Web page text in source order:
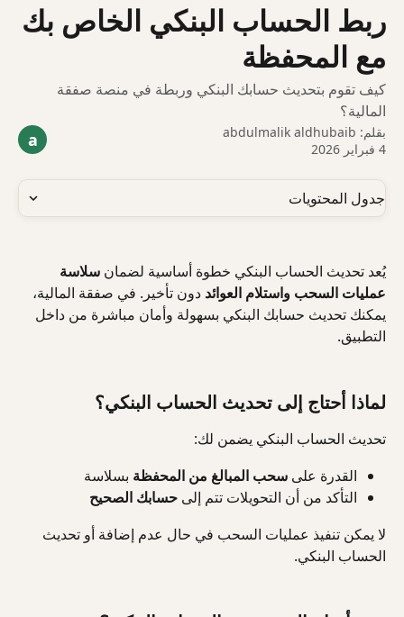
ربط الحساب البنكي الخاص بك
مع المحفظة
كيف تقوم بتحديث حسابك البنكي وربطة في منصة صفقة
المالية؟
a بقلم: abdulmalik aldhubaib
4 فبراير 2026
جدول المحتويات
يُعد تحديث الحساب البنكي خطوة أساسية لضمان سلاسة
عمليات السحب واستلام العوائد دون تأخير. في صفقة المالية،
يمكنك تحديث حسابك البنكي بسهولة وأمان مباشرة من داخل
التطبيق.
لماذا أحتاج إلى تحديث الحساب البنكي؟
تحديث الحساب البنكي يضمن لك:
القدرة على سحب المبالغ من المحفظة بسلاسة
التأكد من أن التحويلات تتم إلى حسابك الصحيح
لا يمكن تنفيذ عمليات السحب في حال عدم إضافة أو تحديث
الحساب البنكي.